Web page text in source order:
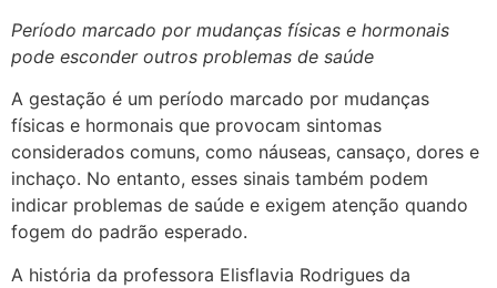
Período marcado por mudanças físicas e hormonais
pode esconder outros problemas de saúde
A gestação é um período marcado por mudanças
físicas e hormonais que provocam sintomas
considerados comuns, como náuseas, cansaço, dores e
inchaço. No entanto, esses sinais também podem
indicar problemas de saúde e exigem atenção quando
fogem do padrão esperado.
A história da professora Elisflavia Rodrigues da